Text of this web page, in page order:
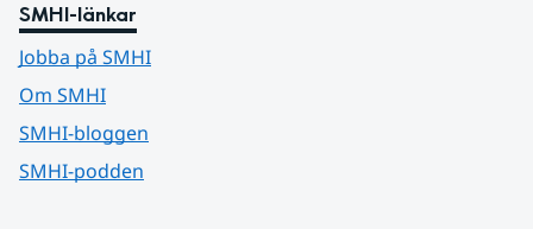
SMHI-länkar
Jobba på SMHI
Om SMHI
SMHI-bloggen
SMHI-podden